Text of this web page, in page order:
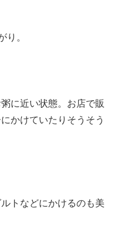
り。
に近い状態。お店で販
かけていたりそうそう
トなどにかけるのも美